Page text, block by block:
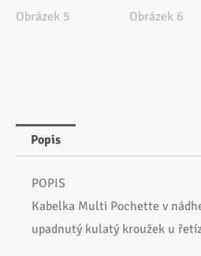
Popis
POPIS
Kabelka Multi Pochette v
upadnutý kulatý kroužek u